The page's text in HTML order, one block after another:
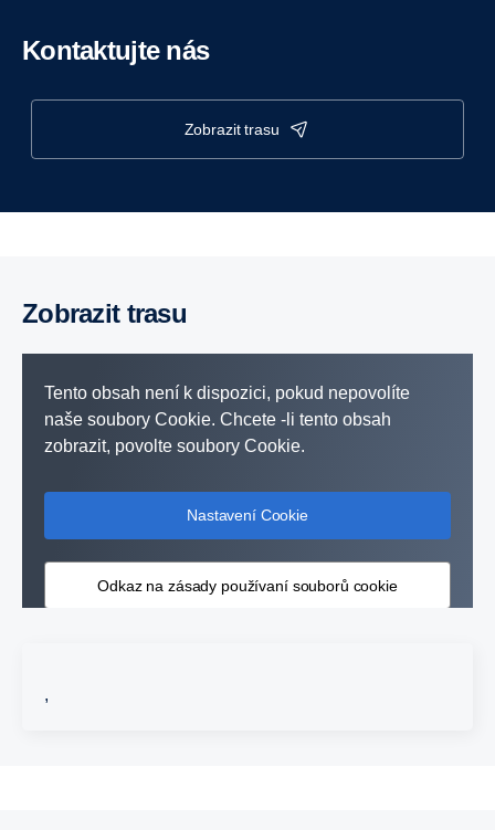
Kontaktujte nás
zobrazit trasu
Zobrazit trasu
Tento obsah není k dispozici, pokud nepovolíte
naše soubory Cookie. Chcete -li tento obsah
zobrazit, povolte soubory Cookie.
Nastavení Cookie
Odkaz na zásady používaní souborů cookie
,